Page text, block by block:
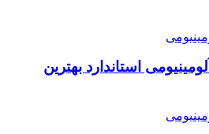
ماهان کابل امیر 25*2 آلومینیومی استاندارد بهترین